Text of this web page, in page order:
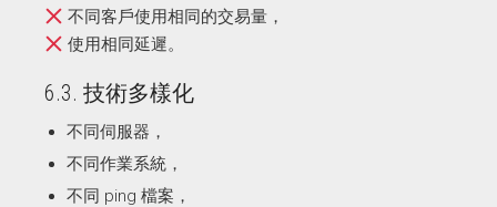
不同客戶使用相同的交易量，
使用相同延遲。
6.3. 技術多樣化
不同伺服器，
不同作業系統，
不同 ping 檔案，